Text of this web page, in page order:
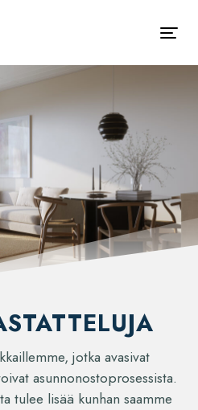
jotka avasivat
asunnonostoprosessista.
tulee lisää kunhan saamme